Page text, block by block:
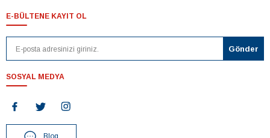
E-BÜLTENE KAYIT OL
SOSYAL MEDYA
Blog